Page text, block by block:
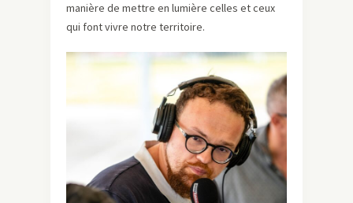
manière de mettre en lumière celles et ceux
qui font vivre notre territoire.